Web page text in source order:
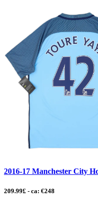
2016-17 Manchester City
209.99£ - ca: €248